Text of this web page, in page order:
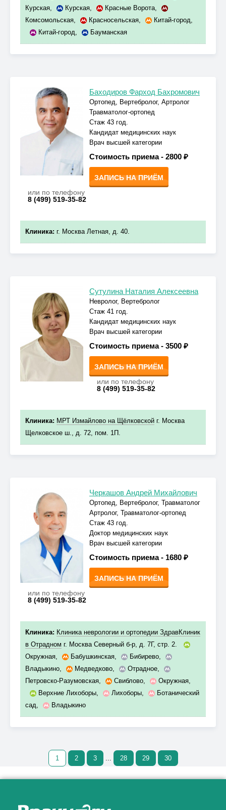
Курская, Курская, Красные Ворота,
Комсомольская, Красносельская, Китай-город,
Китай-город, Бауманская
Баходиров Фарход Бахромович
Ортопед, Вертебролог, Артролог
Травматолог-ортопед
Стаж 43 год.
Кандидат медицинских наук
Врач высшей категории
Стоимость приема - 2800 ₽
ЗАПИСЬ НА ПРИЁМ
или по телефону
8 (499) 519-35-82
Клиника: г. Москва Летная, д. 40.
Сутулина Наталия Алексеевна
Невролог, Вертебролог
Стаж 41 год.
Кандидат медицинских наук
Врач высшей категории
Стоимость приема - 3500 ₽
ЗАПИСЬ НА ПРИЁМ
или по телефону
8 (499) 519-35-82
Клиника: МРТ Измайлово на Щёлковской г. Москва
Щелковское ш., д. 72, пом. 1П.
Черкашов Андрей Михайлович
Ортопед, Вертебролог, Травматолог
Артролог, Травматолог-ортопед
Стаж 43 год.
Доктор медицинских наук
Врач высшей категории
Стоимость приема - 1680 ₽
ЗАПИСЬ НА ПРИЁМ
или по телефону
8 (499) 519-35-82
Клиника: Клиника неврологии и ортопедии ЗдравКлиник
в Отрадном г. Москва Северный б-р, д. 7Г, стр. 2.
Окружная, Бабушкинская, Бибирево,
Владыкино, Медведково, Отрадное,
Петровско-Разумовская, Свиблово, Окружная,
Верхние Лихоборы, Лихоборы,
Ботанический
сад, Владыкино
1 2 3 ... 28 29 30